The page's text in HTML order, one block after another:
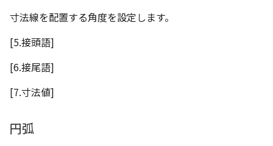
寸法線を配置する角度を設定します。
[5.接頭語]
[6.接尾語]
[7.寸法値]
円弧